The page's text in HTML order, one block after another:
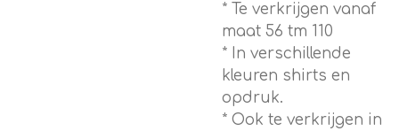
* Te verkrijgen vanaf
maat 56 tm 110
* In verschillende
kleuren shirts en
opdruk.
* Ook te verkrijgen in